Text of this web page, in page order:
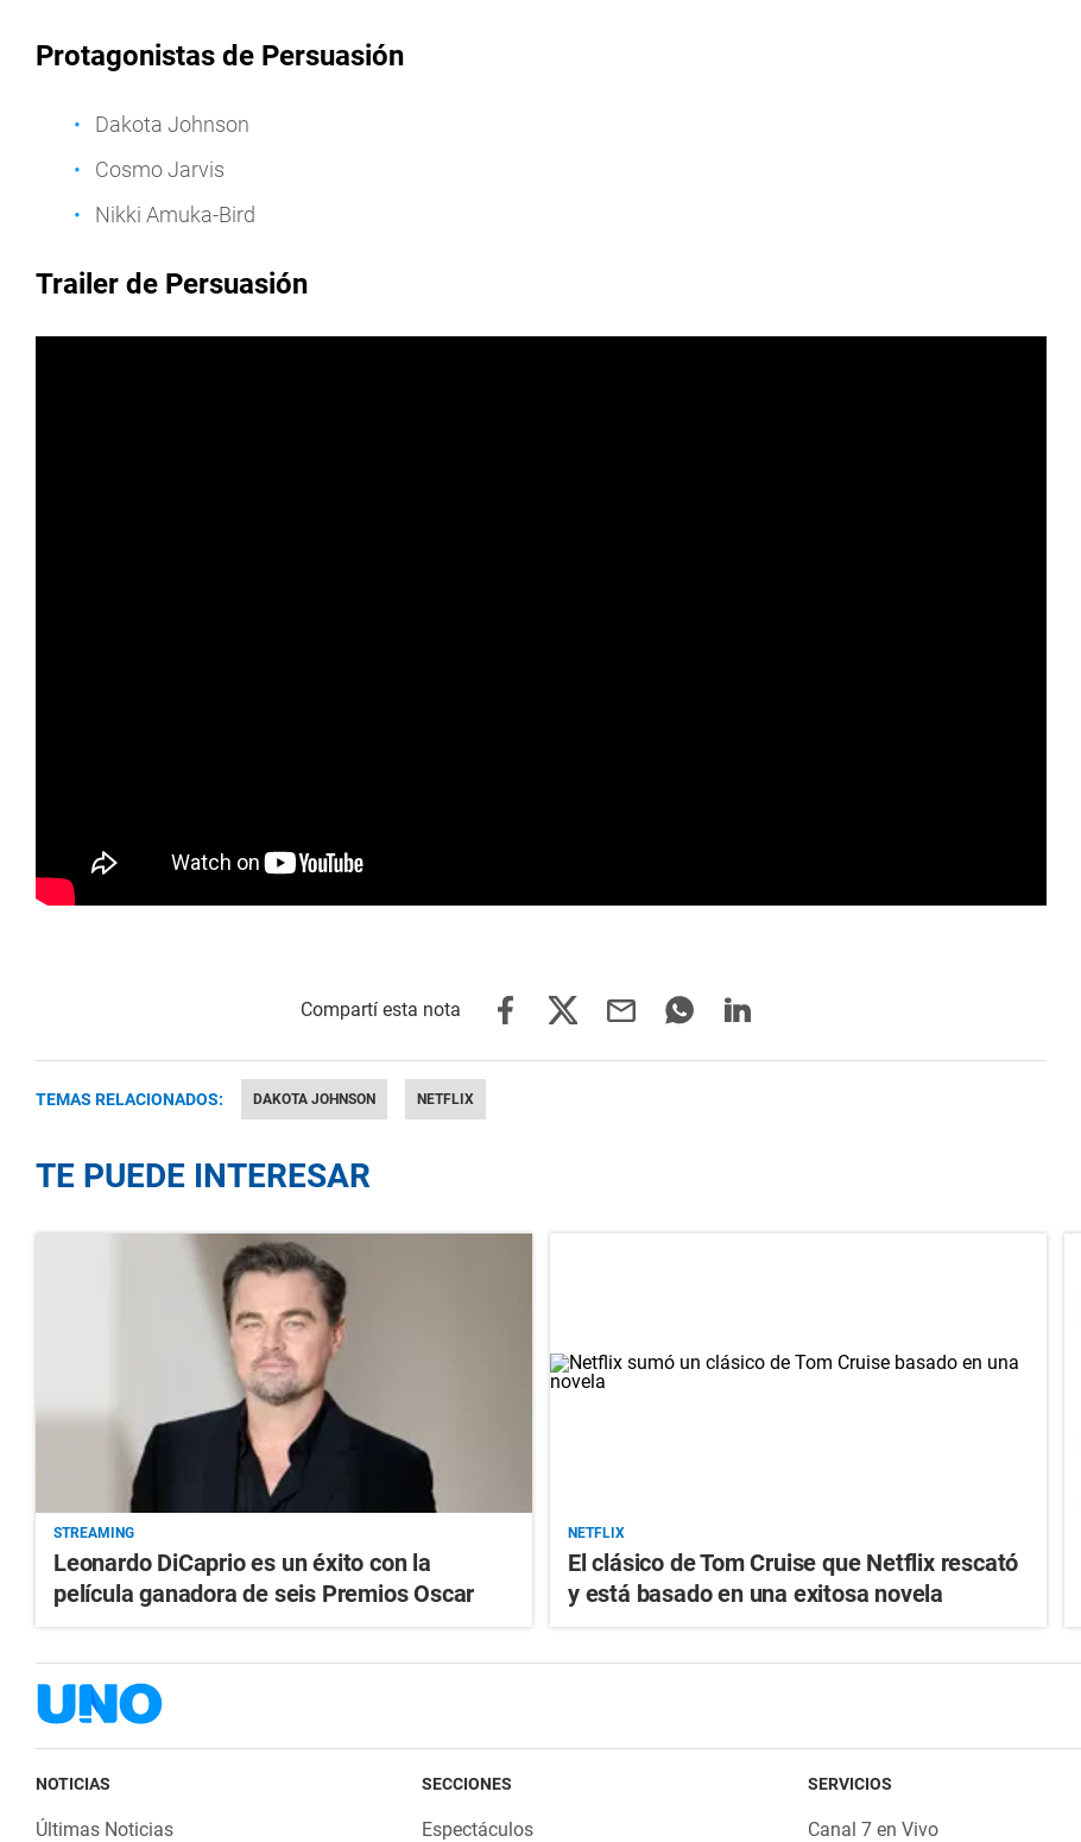
Protagonistas de Persuasión
Dakota Johnson
Cosmo Jarvis
Nikki Amuka-Bird
Trailer de Persuasión
TEMAS RELACIONADOS: DAKOTA JOHNSON NETFLIX
TE PUEDE INTERESAR
STREAMING
Leonardo DiCaprio es un éxito con la
película ganadora de seis Premios Oscar
NETFLIX
El clásico de Tom Cruise que Netflix rescató
y está basado en una exitosa novela
NOTICIAS
Últimas Noticias
SECCIONES
Espectáculos
SERVICIOS
Canal 7 en Vivo